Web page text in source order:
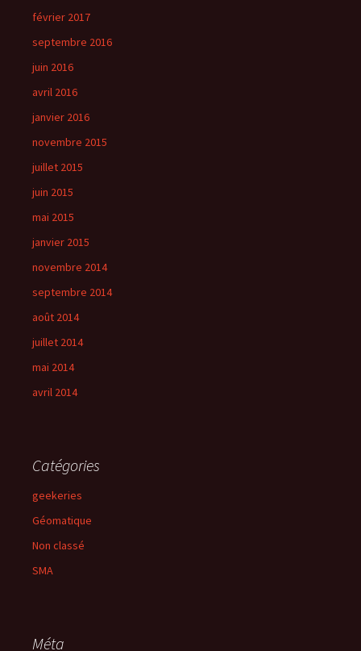
février 2017
septembre 2016
juin 2016
avril 2016
janvier 2016
novembre 2015
juillet 2015
juin 2015
mai 2015
janvier 2015
novembre 2014
septembre 2014
août 2014
juillet 2014
mai 2014
avril 2014
Catégories
geekeries
Géomatique
Non classé
SMA
Méta